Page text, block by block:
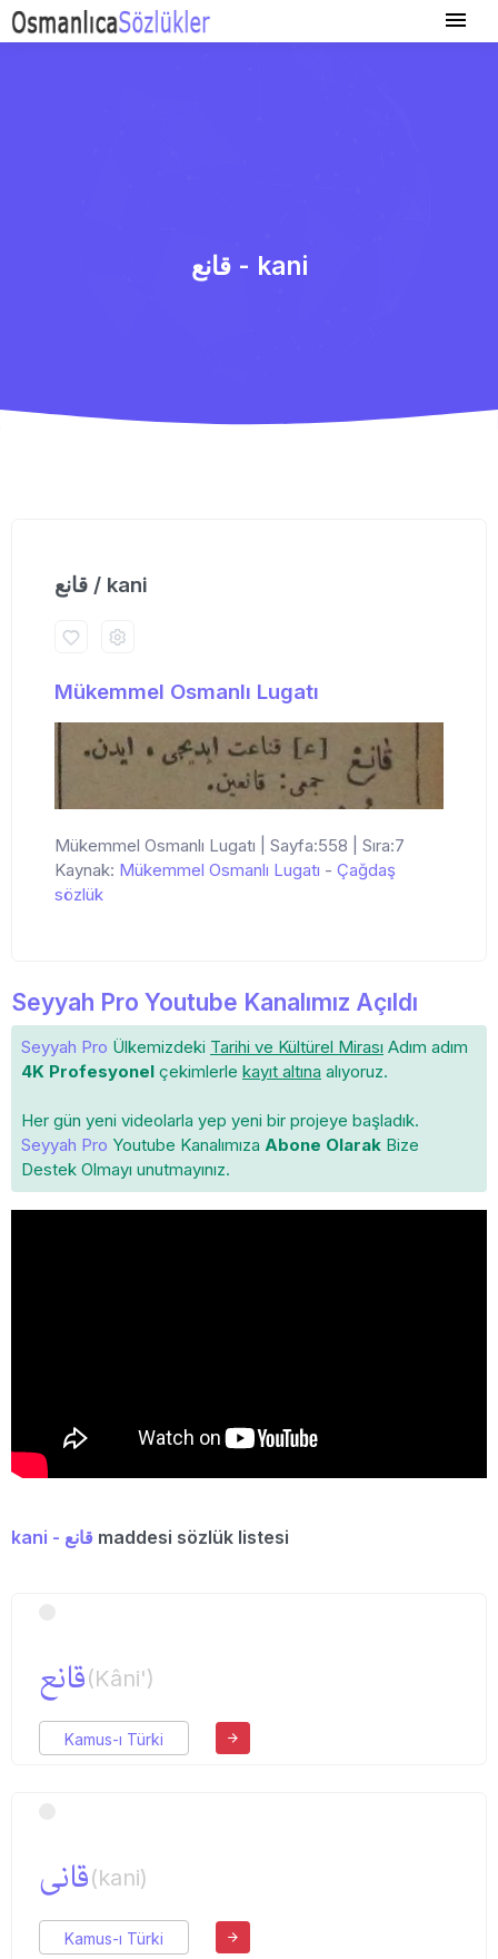
قانع - kani
قانع / kani
Mükemmel Osmanlı Lugatı
Mükemmel Osmanlı Lugatı | Sayfa:558 | Sıra:7
Kaynak: Mükemmel Osmanlı Lugatı - Çağdaş
sözlük
Seyyah Pro Youtube Kanalımız Açıldı
Seyyah Pro Ülkemizdeki Tarihi ve Kültürel Mirası Adım adım
4K Profesyonel çekimlerle kayıt altına alıyoruz.
Her gün yeni videolarla yep yeni bir projeye başladık.
Seyyah Pro Youtube Kanalımıza Abone Olarak Bize
Destek Olmayı unutmayınız.
kani - قانع maddesi sözlük listesi
قانع(Kâni')
Kamus-ı Türki
قانی(kani)
Kamus-ı Türki